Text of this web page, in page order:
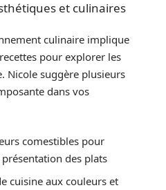
et culinaires
culinaire implique
pour explorer les
Nicole suggère plusieurs
dans vos
comestibles pour
des plats
cuisine aux couleurs et